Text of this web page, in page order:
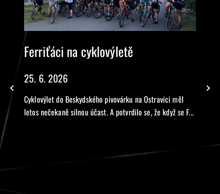
Ferriťáci na cyklovýletě
25. 6. 2026
Cyklovýlet do Beskydského pivovárku na Ostravici měl
letos nečekaně silnou účast. A potvrdilo se, že když se F...